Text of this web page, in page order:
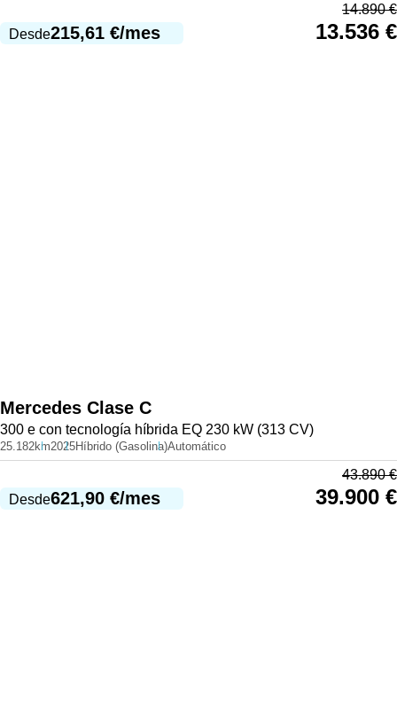
Desde215,61 €/mes
14.890€
13.536 €
Mercedes Clase C
300 e con tecnología híbrida EQ 230 kW (313 CV)
25.182km2025Híbrido (Gasolina)Automático
Desde621,90 €/mes
43.890€
39.900 €